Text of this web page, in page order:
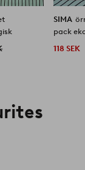
SIMA
pack
118 SEK